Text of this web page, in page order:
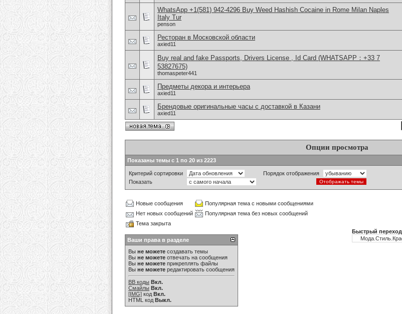
WhatsApp +1(581) 942-4296 Buy Weed Hashish Cocaine in Rome Milan Naples
Italy Tur
penson
Ресторан в Московской области
axied11
Buy real and fake Passports, Drivers License , Id Card (WHATSAPP：+33 7
53827675)
thomaspeter441
Предметы декора и интерьера
axied11
Брендовые оригинальные часы с доставкой в Казани
axied11
Опции просмотра
Показаны темы с 1 по 20 из 2223
Критерий сортировки
Порядок отображения
Показать
Новые сообщения
Популярная тема с новыми сообщениями
Нет новых сообщений
Популярная тема без новых сообщений
Тема закрыта
Ваши права в разделе
Вы не можете создавать темы
Вы не можете отвечать на сообщения
Вы не можете прикреплять файлы
Вы не можете редактировать сообщения
BB коды Вкл.
Смайлы Вкл.
[IMG] код Вкл.
HTML код Выкл.
Быстрый переход